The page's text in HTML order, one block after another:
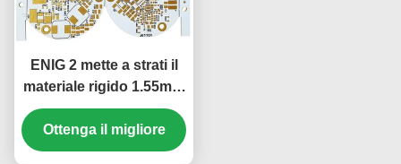
ENIG 2 mette a strati il
materiale rigido 1.55mm
del PWB di elettronica
di alluminio del PWB
Ottenga il migliore